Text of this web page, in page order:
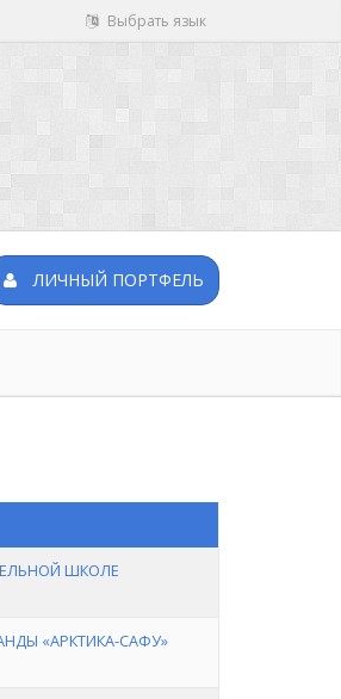
Выбрать язык
ЛИЧНЫЙ ПОРТФЕЛЬ
ШКОЛЕ
«АРКТИКА-САФУ»